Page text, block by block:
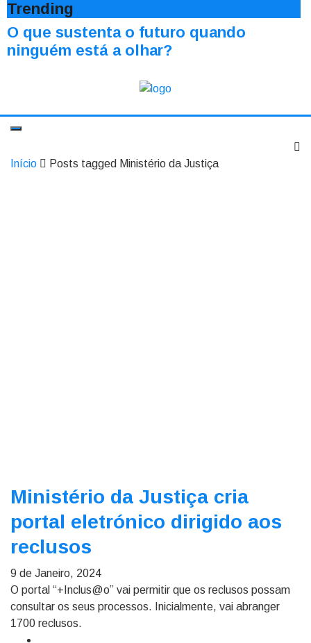
Trending
O que sustenta o futuro quando
ninguém está a olhar?
Início Posts tagged Ministério da Justiça
Ministério da Justiça cria
portal eletrónico dirigido aos
reclusos
9 de Janeiro, 2024
O portal “+Inclus@o” vai permitir que os reclusos possam
consultar os seus processos. Inicialmente, vai abranger
1700 reclusos.